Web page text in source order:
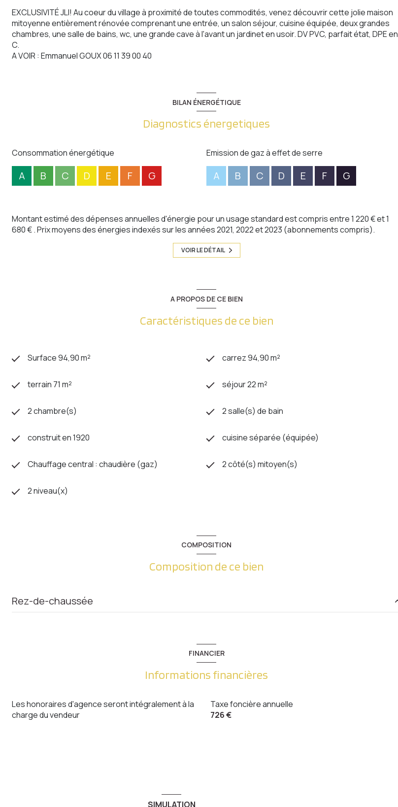
EXCLUSIVITÉ JLI! Au coeur du village à proximité de toutes commodités, venez découvrir cette jolie maison
mitoyenne entièrement rénovée comprenant une entrée, un salon séjour, cuisine équipée, deux grandes
chambres, une salle de bains, wc, une grande cave à l'avant un jardinet en usoir. DV PVC, parfait état, DPE en
C.
A VOIR : Emmanuel GOUX 06 11 39 00 40
BILAN ÉNERGÉTIQUE
Diagnostics énergetiques
Consommation énergétique
A B C D E F G
Emission de gaz à effet de serre
A B C D E F G
Montant estimé des dépenses annuelles d'énergie pour un usage standard est compris entre 1 220 € et 1
680 € . Prix moyens des énergies indexés sur les années 2021, 2022 et 2023 (abonnements compris).
VOIR LE DÉTAIL
A PROPOS DE CE BIEN
Caractéristiques de ce bien
Surface 94,90 m² carrez 94,90 m²
terrain 71 m² séjour 22 m²
2 chambre(s) 2 salle(s) de bain
construit en 1920 cuisine séparée (équipée)
Chauffage central : chaudière (gaz) 2 côté(s) mitoyen(s)
2 niveau(x)
COMPOSITION
Composition de ce bien
Rez-de-chaussée
salle de bain
FINANCIER
Informations financières
Les honoraires d'agence seront intégralement à la
charge du vendeur
Taxe foncière annuelle
726 €
SIMULATION